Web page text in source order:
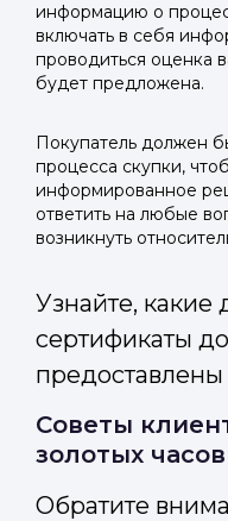
информацию о
включать в себя
проводиться оценка
будет предложена.
Покупатель должен
процесса скупки,
информированное
ответить на любые
возникнуть
Узнайте, какие
сертификаты
Советы
золотых
Обратите